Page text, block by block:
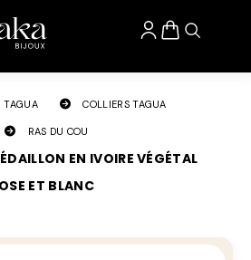
TAGUA COLLIERS TAGUA
RAS DU COU
EN IVOIRE VÉGÉTAL
ET BLANC